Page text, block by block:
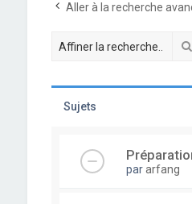
Aller à la recherche
Sujets
pararfang